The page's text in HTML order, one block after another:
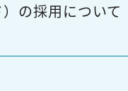
）の採用につい